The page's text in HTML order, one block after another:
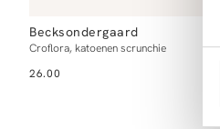
Becksondergaard
Croflora, katoenen scrunchie
26.00